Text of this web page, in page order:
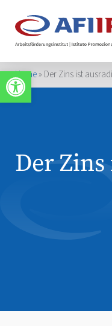
Werkzeugleiste öffnen
Home» Der Zins ist
Der